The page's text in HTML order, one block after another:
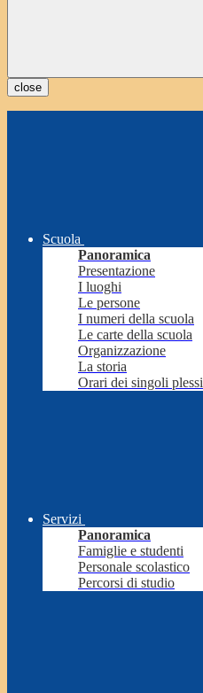
close
Scuola
Panoramica
Presentazione
I luoghi
Le persone
I numeri della scuola
Le carte della scuola
Organizzazione
La storia
Orari dei singoli plessi
Servizi
Panoramica
Famiglie e studenti
Personale scolastico
Percorsi di studio